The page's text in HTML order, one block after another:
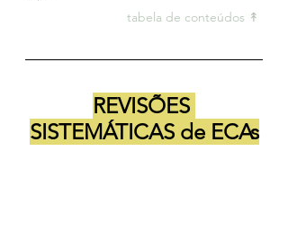
tabela de conteúdos ↟
REVISÕES
SISTEMÁTICAS de ECAs